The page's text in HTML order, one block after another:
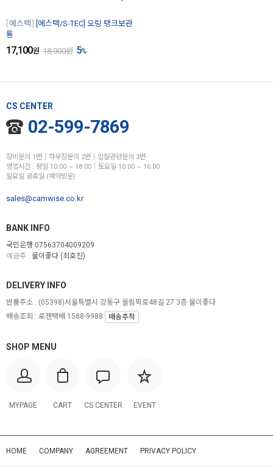
에스텍
[에스텍/S-TEC] 오링 탱크보관
통
17,100원 18,000원 5%
CS CENTER
02-599-7869
장비문의 1번│하우징문의 2번│입찰관련문의 3번
영업시간 : 평일 10:00 ~ 18:00│토요일 10:00 ~ 16:00
일요일 공휴일 (예약방문)
sales@camwise.co.kr
BANK INFO
국민은행 07563704009209
예금주 : 물이좋다 (최호진)
SHOP MENU
MYPAGE CART CS CENTER EVENT
DELIVERY INFO
반품주소 : (05398)서울특별시 강동구 올림픽로48길 27 3층 물이좋다
배송조회 : 로젠택배 1588-9988
배송추적
HOME COMPANY AGREEMENT PRIVACY POLICY